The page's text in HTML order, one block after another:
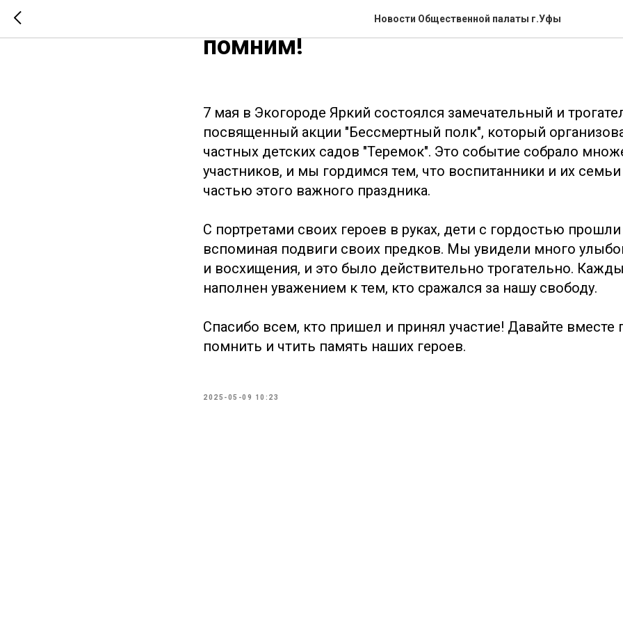
Новости Общественной палаты г.Уфы
Бессмертный полк в Экогороде
помним!
7 мая в Экогороде Яркий состоялся замечательный и
посвященный акции "Бессмертный полк", который
частных детских садов "Теремок". Это событие собрало
участников, и мы гордимся тем, что воспитанники и их
частью этого важного праздника.
С портретами своих героев в руках, дети с гордостью
вспоминая подвиги своих предков. Мы увидели много
и восхищения, и это было действительно трогательно.
наполнен уважением к тем, кто сражался за нашу свободу.
Спасибо всем, кто пришел и принял участие! Давайте вместе
помнить и чтить память наших героев.
2025-05-09 10:23